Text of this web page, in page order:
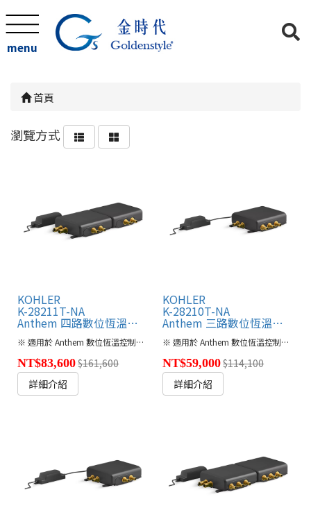
menu
首頁
瀏覽方式
KOHLER
K-28211T-NA
Anthem 四路數位恆溫軸心
※ 適用於 Anthem 數位恆溫控制面板
NT$83,600$161,600
詳細介紹
KOHLER
K-28210T-NA
Anthem 三路數位恆溫軸心
※ 適用於 Anthem 數位恆溫控制面板
NT$59,000$114,100
詳細介紹